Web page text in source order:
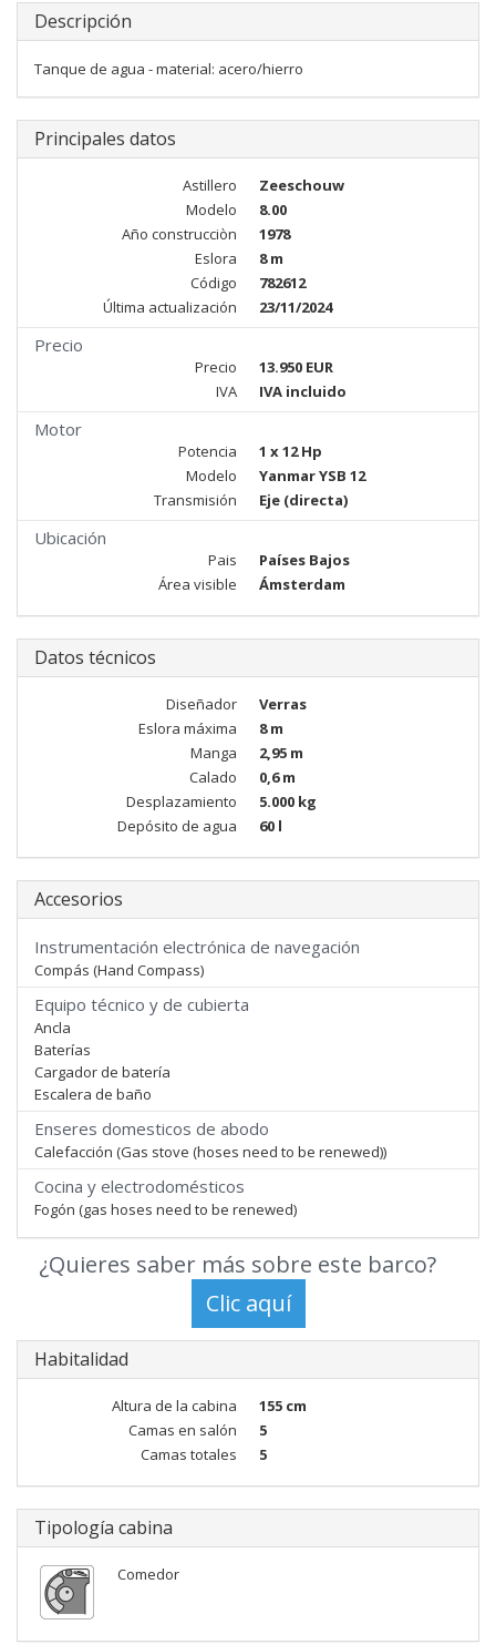
Descripción
Tanque de agua - material: acero/hierro
Principales datos
Astillero
Zeeschouw
Modelo
8.00
Año construcciòn
1978
Eslora
8 m
Código
782612
Última actualización
23/11/2024
Precio
Precio
13.950 EUR
IVA
IVA incluido
Motor
Potencia
1 x 12 Hp
Modelo
Yanmar YSB 12
Transmisión
Eje (directa)
Ubicación
Pais
Países Bajos
Área visible
Ámsterdam
Datos técnicos
Diseñador
Verras
Eslora máxima
8 m
Manga
2,95 m
Calado
0,6 m
Desplazamiento
5.000 kg
Depósito de agua
60 l
Accesorios
Instrumentación electrónica de navegación
Compás (Hand Compass)
Equipo técnico y de cubierta
Ancla
Baterías
Cargador de batería
Escalera de baño
Enseres domesticos de abodo
Calefacción (Gas stove (hoses need to be renewed))
Cocina y electrodomésticos
Fogón (gas hoses need to be renewed)
¿Quieres saber más sobre este barco?
Habitalidad
Altura de la cabina
155 cm
Camas en salón
5
Camas totales
5
Tipología cabina
Comedor